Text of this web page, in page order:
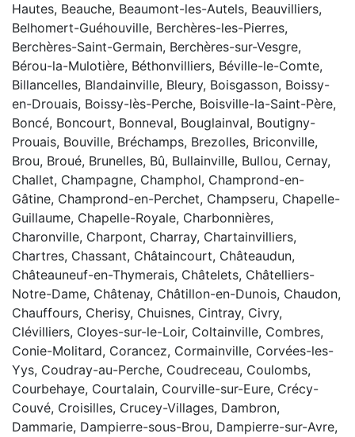
Hautes, Beauche, Beaumont-les-Autels, Beauvilliers,
Belhomert-Guéhouville, Berchères-les-Pierres,
Berchères-Saint-Germain, Berchères-sur-Vesgre,
Bérou-la-Mulotière, Béthonvilliers, Béville-le-Comte,
Billancelles, Blandainville, Bleury, Boisgasson, Boissy-
en-Drouais, Boissy-lès-Perche, Boisville-la-Saint-Père,
Boncé, Boncourt, Bonneval, Bouglainval, Boutigny-
Prouais, Bouville, Bréchamps, Brezolles, Briconville,
Brou, Broué, Brunelles, Bû, Bullainville, Bullou, Cernay,
Challet, Champagne, Champhol, Champrond-en-
Gâtine, Champrond-en-Perchet, Champseru, Chapelle-
Guillaume, Chapelle-Royale, Charbonnières,
Charonville, Charpont, Charray, Chartainvilliers,
Chartres, Chassant, Châtaincourt, Châteaudun,
Châteauneuf-en-Thymerais, Châtelets, Châtelliers-
Notre-Dame, Châtenay, Châtillon-en-Dunois, Chaudon,
Chauffours, Cherisy, Chuisnes, Cintray, Civry,
Clévilliers, Cloyes-sur-le-Loir, Coltainville, Combres,
Conie-Molitard, Corancez, Cormainville, Corvées-les-
Yys, Coudray-au-Perche, Coudreceau, Coulombs,
Courbehaye, Courtalain, Courville-sur-Eure, Crécy-
Couvé, Croisilles, Crucey-Villages, Dambron,
Dammarie, Dampierre-sous-Brou, Dampierre-sur-Avre,